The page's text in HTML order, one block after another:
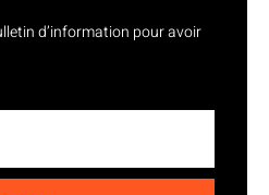
d’information pour avoir